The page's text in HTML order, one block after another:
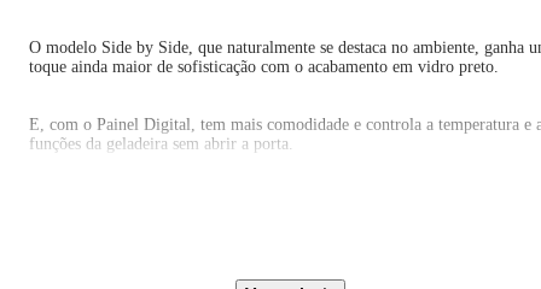
O modelo Side by Side, que naturalmente se destaca no ambiente, ganha
toque ainda maior de sofisticação com o acabamento em vidro preto.
E, com o Painel Digital, tem mais comodidade e controla a temperatura e
funções da geladeira sem abrir a porta.